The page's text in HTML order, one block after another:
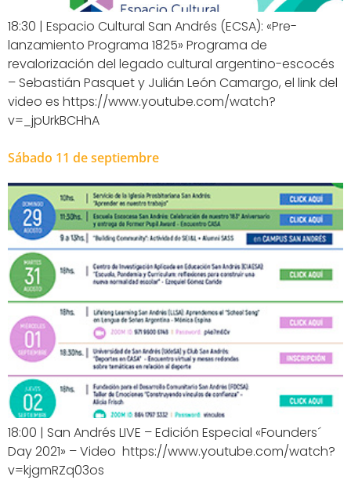
18:30 | Espacio Cultural San Andrés (ECSA): «Pre-
lanzamiento Programa 1825» Programa de
revalorización del legado cultural argentino-escocés
– Sebastián Pasquet y Julián León Camargo, el link del
video es https://www.youtube.com/watch?
v=_jpUrkBCHhA
Sábado 11 de septiembre
18:00 | San Andrés LIVE – Edición Especial «Founders´
Day 2021» – Video https://www.youtube.com/watch?
v=kjgmRZq03os